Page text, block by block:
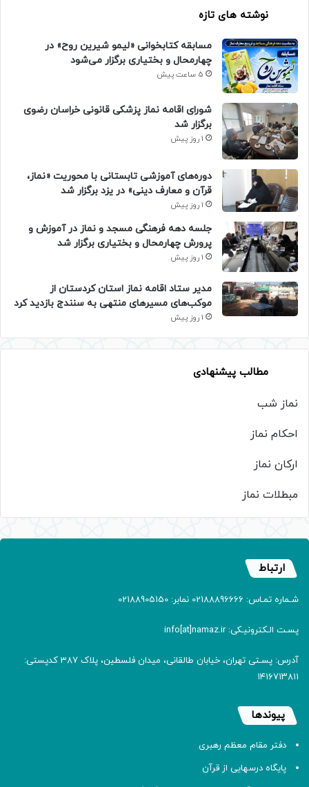
نوشته های تازه
مسابقه کتابخوانی «لیمو شیرین روح» در
چهارمحال و بختیاری برگزار می‌شود
5 ساعت پیش
شورای اقامه نماز پزشکی قانونی خراسان رضوی
برگزار شد
1 روز پیش
دوره‌های آموزشی تابستانی با محوریت «نماز،
قرآن و معارف دینی» در یزد برگزار شد
1 روز پیش
جلسه دهه فرهنگی مسجد و نماز در آموزش و
پرورش چهارمحال و بختیاری برگزار شد
1 روز پیش
مدیر ستاد اقامه نماز استان کردستان از
موکب‌های مسیرهای منتهی به سنندج بازدید کرد
1 روز پیش
مطالب پیشنهادی
نماز شب
احکام نماز
ارکان نماز
مبطلات نماز
ارتباط
شـماره تمـاس: 02188896666 نمابر: 02188905150
پسـت الـکترونیـکی: info[at]namaz.ir
آدرس: پسـتی تهران، خیابان طالقانی، میدان فلسطین، پلاک 387 کدپستی:
۱۴۱۶۷۱۳۸۱۱
پیوندها
دفتر مقام معظم رهبری
پایگاه درسهایی از قرآن